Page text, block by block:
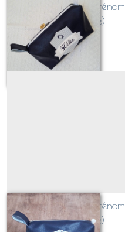
Blason SPORT avec prénom
RUGBY (appliqué)
Sur demande
Blason SPORT avec prénom
JUDO (appliqué)